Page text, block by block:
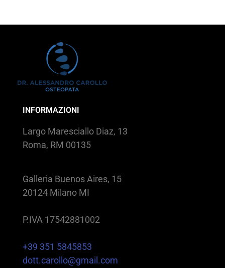
INFORMAZIONI
Largo Maresciallo Diaz, 13
Roma, RM 00135
Galleria Buenos Aires, 15
20124 Milano MI
P.IVA 17542881002
+39 351 5845853
dott.carollo@gmail.com